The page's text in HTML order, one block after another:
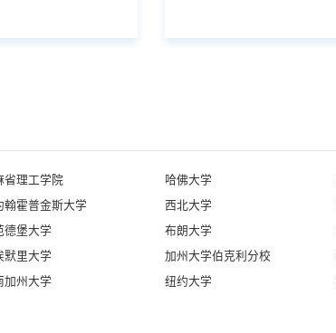
省理工学院 哈佛大学
翰霍普金斯大学 西北大学
德堡大学 布朗大学
默里大学 加州大学伯克利分校
加州大学 纽约大学